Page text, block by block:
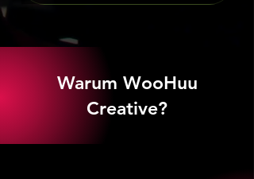
Warum WooHuu
Creative?